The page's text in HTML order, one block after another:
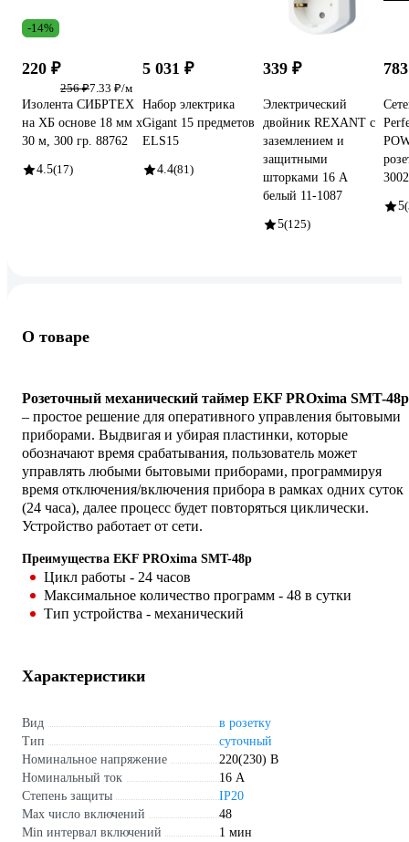
-14%
220 ₽
256 ₽7.33 ₽/м
Изолента СИБРТЕХ
на ХБ основе 18 мм х
30 м, 300 гр. 88762
4.5(17)
5 031 ₽
Набор электрика
Gigant 15 предметов
ELS15
4.4(81)
339 ₽
Электрический
двойник REXANT с
заземлением и
защитными
шторками 16 А
белый 11-1087
5(125)
5
О товаре
Розеточный механический таймер EKF PROxima SMT-48p
– простое решение для оперативного управления бытовыми
приборами. Выдвигая и убирая пластинки, которые
обозначают время срабатывания, пользователь может
управлять любыми бытовыми приборами, программируя
время отключения/включения прибора в рамках одних суток
(24 часа), далее процесс будет повторяться циклически.
Устройство работает от сети.
Преимущества EKF PROxima SMT-48p
Цикл работы - 24 часов
Максимальное количество программ - 48 в сутки
Тип устройства - механический
Характеристики
Вид
в розетку
Тип
суточный
Номинальное напряжение
220(230) В
Номинальный ток
16 А
Степень защиты
IP20
Max число включений
48
Min интервал включений
1 мин